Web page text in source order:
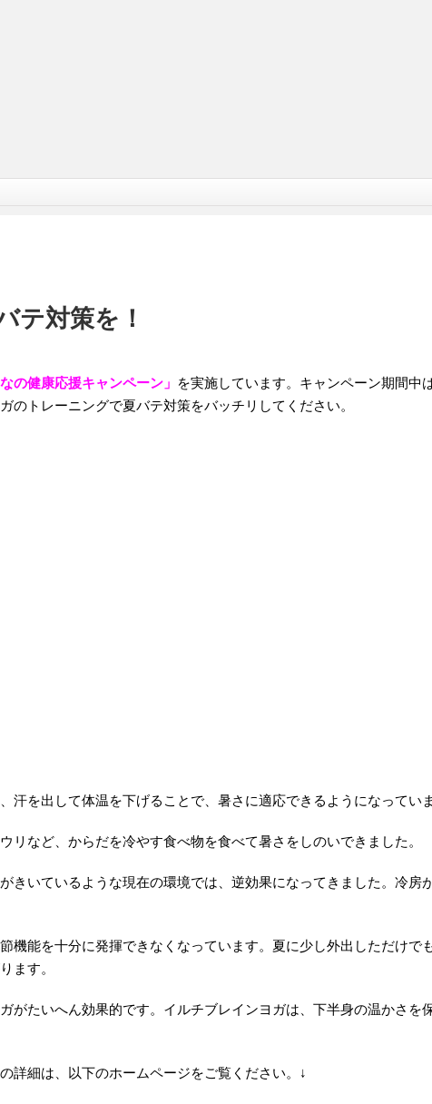
テ対策を！
なの健康応援キャンペーン」 を実施しています。キャンペーン期間中
トレーニングで夏バテ対策をバッチリしてください。
汗を出して体温を下げることで、暑さに適応できるようになってい
リなど、からだを冷やす食べ物を食べて暑さをしのいできました。
きいているような現在の環境では、逆効果になってきました。冷
機能を十分に発揮できなくなっています。夏に少し外出しただけ
ます。
がたいへん効果的です。イルチブレインヨガは、下半身の温かさ
詳細は、以下のホームページをご覧ください。↓